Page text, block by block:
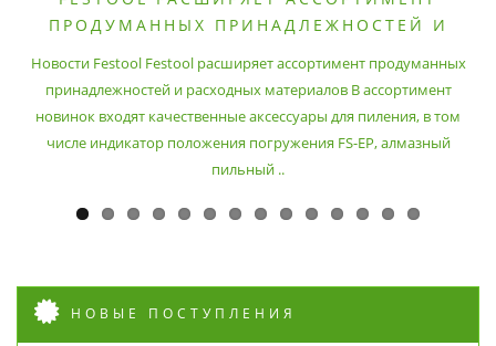
ПРОДУМАННЫХ ПРИНАДЛЕЖНОСТЕЙ И
Новости Festool Festool расширяет ассортимент продуманных
принадлежностей и расходных материалов В ассортимент
новинок входят качественные аксессуары для пиления, в том
числе индикатор положения погружения FS-EP, алмазный
пильный ..
НОВЫЕ ПОСТУПЛЕНИЯ